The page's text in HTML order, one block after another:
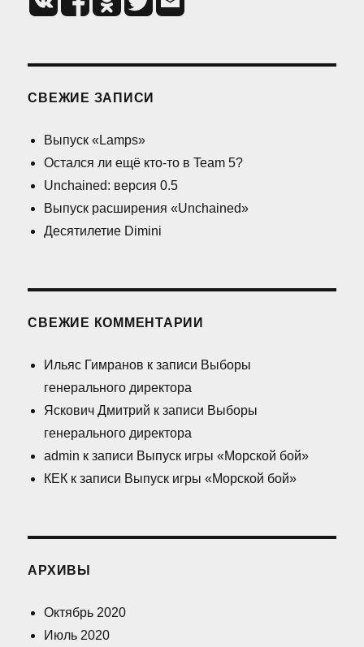
СВЕЖИЕ ЗАПИСИ
Выпуск «Lamps»
Остался ли ещё кто-то в Team 5?
Unchained: версия 0.5
Выпуск расширения «Unchained»
Десятилетие Dimini
СВЕЖИЕ КОММЕНТАРИИ
Ильяс Гимранов к записи Выборы
генерального директора
Яскович Дмитрий к записи Выборы
генерального директора
admin к записи Выпуск игры «Морской бой»
КЕК к записи Выпуск игры «Морской бой»
АРХИВЫ
Октябрь 2020
Июль 2020